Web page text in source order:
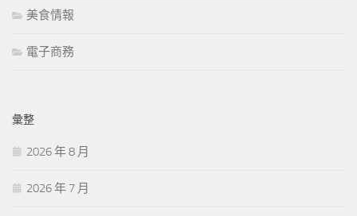
美食情報
電子商務
彙整
2026 年 8 月
2026 年 7 月